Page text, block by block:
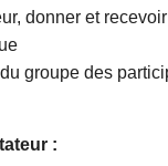
donner et
groupe des
: